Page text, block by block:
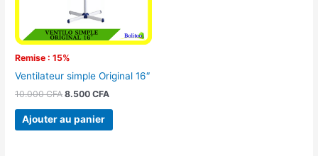
Remise : 15%
Ventilateur simple Original 16″
10.000CFA 8.500CFA
Ajouter au panier